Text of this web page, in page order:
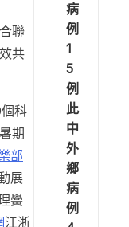
聯
共
科
期
部
展
黌
江浙
病
例
1
5
例
此
中
外
鄉
病
例